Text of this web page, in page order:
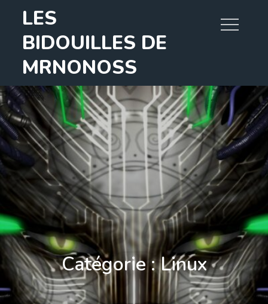
content
LES
BIDOUILLES DE
MRNONOSS
Catégorie :Linux